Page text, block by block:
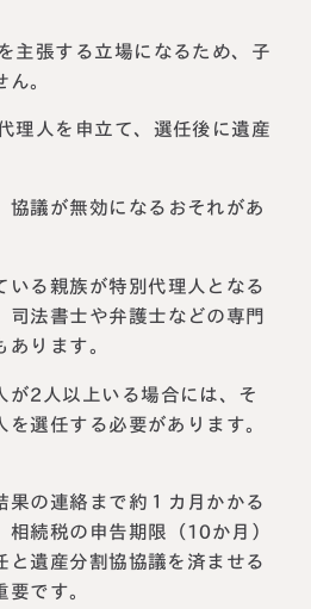
主張する立場になるため、子
。
理人を申立て、選任後に遺産
協議が無効になるおそれがあ
いる親族が特別代理人となる
司法書士や弁護士などの専門
ります。
が2人以上いる場合には、そ
選任する必要があります。
果の連絡まで約１カ月かかる
相続税の申告期限（10か月）
と遺産分割協協議を済ませる
です。